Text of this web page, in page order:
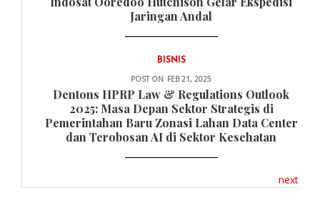
Jaringan Andal
BISNIS
POST ON FEB 21, 2025
Dentons HPRP Law & Regulations Outlook
2025: Masa Depan Sektor Strategis di
Pemerintahan Baru Zonasi Lahan Data Center
dan Terobosan AI di Sektor Kesehatan
next